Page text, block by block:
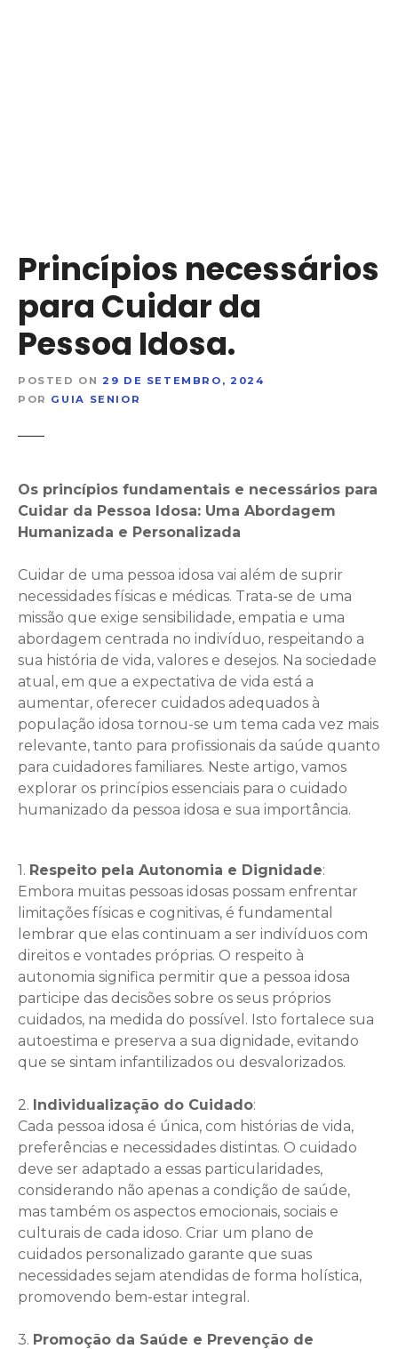
Princípios necessários
para Cuidar da
Pessoa Idosa.
POSTED ON 29 DE SETEMBRO, 2024
POR GUIA SENIOR
Os princípios fundamentais e necessários para
Cuidar da Pessoa Idosa: Uma Abordagem
Humanizada e Personalizada
Cuidar de uma pessoa idosa vai além de suprir
necessidades físicas e médicas. Trata-se de uma
missão que exige sensibilidade, empatia e uma
abordagem centrada no indivíduo, respeitando a
sua história de vida, valores e desejos. Na sociedade
atual, em que a expectativa de vida está a
aumentar, oferecer cuidados adequados à
população idosa tornou-se um tema cada vez mais
relevante, tanto para profissionais da saúde quanto
para cuidadores familiares. Neste artigo, vamos
explorar os princípios essenciais para o cuidado
humanizado da pessoa idosa e sua importância.
1. Respeito pela Autonomia e Dignidade:
Embora muitas pessoas idosas possam enfrentar
limitações físicas e cognitivas, é fundamental
lembrar que elas continuam a ser indivíduos com
direitos e vontades próprias. O respeito à
autonomia significa permitir que a pessoa idosa
participe das decisões sobre os seus próprios
cuidados, na medida do possível. Isto fortalece sua
autoestima e preserva a sua dignidade, evitando
que se sintam infantilizados ou desvalorizados.
2. Individualização do Cuidado:
Cada pessoa idosa é única, com histórias de vida,
preferências e necessidades distintas. O cuidado
deve ser adaptado a essas particularidades,
considerando não apenas a condição de saúde,
mas também os aspectos emocionais, sociais e
culturais de cada idoso. Criar um plano de
cuidados personalizado garante que suas
necessidades sejam atendidas de forma holística,
promovendo bem-estar integral.
3. Promoção da Saúde e Prevenção de